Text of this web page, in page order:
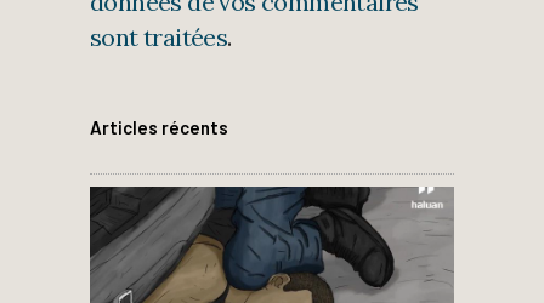
sont traitées.
Articles récents